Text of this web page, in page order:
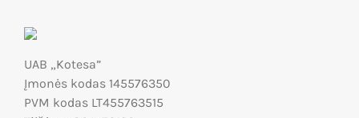
UAB „Kotesa”
Įmonės kodas 145576350
PVM kodas LT455763515